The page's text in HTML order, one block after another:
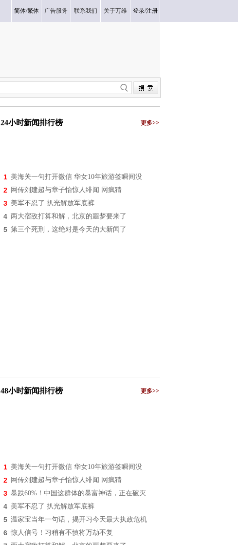
简体/繁体 广告服务 联系我们 关于万维 登录/注册
24小时新闻排行榜 更多>>
1 美海关一句打开微信 华女10年旅游签瞬间没
2 网传刘建超与章子怡惊人绯闻 网疯猜
3 美军不忍了 扒光解放军底裤
4 两大宿敌打算和解，北京的噩梦要来了
5 第三个死刑，这绝对是今天的大新闻了
48小时新闻排行榜 更多>>
1 美海关一句打开微信 华女10年旅游签瞬间没
2 网传刘建超与章子怡惊人绯闻 网疯猜
3 暴跌60%！中国这群体的暴富神话，正在破灭
4 美军不忍了 扒光解放军底裤
5 温家宝当年一句话，揭开习今天最大执政危机
6 惊人信号！习稍有不慎将万劫不复